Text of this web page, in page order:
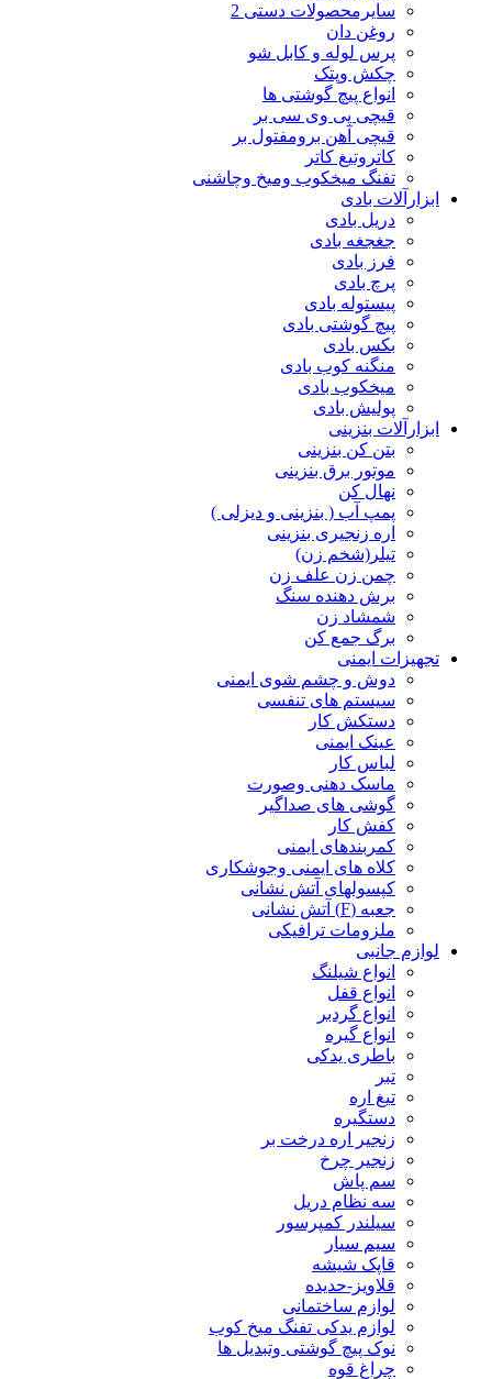
سایرمحصولات دستی 2
روغن دان
پرس لوله و کابل شو
چکش وپتک
انواع پیچ گوشتی ها
قیچی پی وی سی بر
قیچی آهن برومفتول بر
کاتروتیغ کاتر
تفنگ میخکوب ومیخ وچاشنی
ابزارآلات بادی
دریل بادی
جغجغه بادی
فرز بادی
پرچ بادی
پیستوله بادی
پیچ گوشتی بادی
بکس بادی
منگنه کوب بادی
میخکوب بادی
پولیش بادی
ابزارآلات بنزینی
بتن کن بنزینی
موتور برق بنزینی
نهال کن
پمپ آب ( بنزینی و دیزلی )
اره زنجیری بنزینی
تیلر(شخم زن)
چمن زن علف زن
برش دهنده سنگ
شمشاد زن
برگ جمع کن
تجهیزات ایمنی
دوش و چشم شوی ایمنی
سیستم های تنفسی
دستکش کار
عینک ایمنی
لباس کار
ماسک دهنی وصورت
گوشی های صداگیر
کفش کار
کمربندهای ایمنی
کلاه های ایمنی وجوشکاری
کپسولهای آتش نشانی
جعبه (F) آتش نشانی
ملزومات ترافیکی
لوازم جانبی
انواع شیلنگ
انواع قفل
انواع گردبر
انواع گیره
باطری یدکی
تبر
تیغ اره
دستگیره
زنجیر اره درخت بر
زنجیر چرخ
سم پاش
سه نظام دریل
سیلندر کمپرسور
سیم سیار
قاپک شیشه
قلاویز-حدیده
لوازم ساختمانی
لوازم یدکی تفنگ میخ کوب
نوک پیچ گوشتی وتبدیل ها
چراغ قوه